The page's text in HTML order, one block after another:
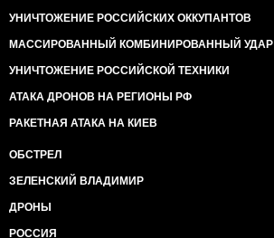
УНИЧТОЖЕНИЕ РОССИЙСКИХ ОККУПАНТОВ
МАССИРОВАННЫЙ КОМБИНИРОВАННЫЙ УДАР
УНИЧТОЖЕНИЕ РОССИЙСКОЙ ТЕХНИКИ
АТАКА ДРОНОВ НА РЕГИОНЫ РФ
РАКЕТНАЯ АТАКА НА КИЕВ
ОБСТРЕЛ
ЗЕЛЕНСКИЙ ВЛАДИМИР
ДРОНЫ
РОССИЯ